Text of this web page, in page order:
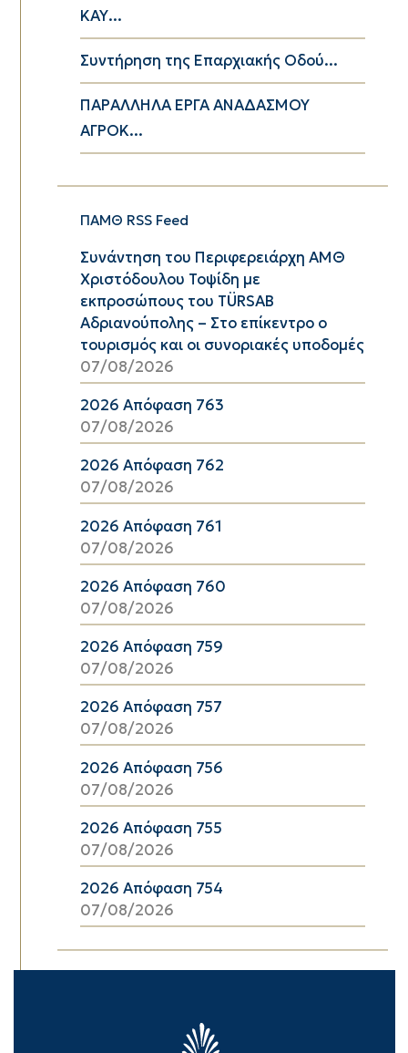
ΚΑΥ...
Συντήρηση της Επαρχιακής Οδού...
ΠΑΡΑΛΛΗΛΑ ΕΡΓΑ ΑΝΑΔΑΣΜΟΥ
ΑΓΡΟΚ...
ΠΑΜΘ RSS Feed
Συνάντηση του Περιφερειάρχη ΑΜΘ
Χριστόδουλου Τοψίδη με
εκπροσώπους του TÜRSAB
Αδριανούπολης – Στο επίκεντρο ο
τουρισμός και οι συνοριακές υποδομές
07/08/2026
2026 Απόφαση 763
07/08/2026
2026 Απόφαση 762
07/08/2026
2026 Απόφαση 761
07/08/2026
2026 Απόφαση 760
07/08/2026
2026 Απόφαση 759
07/08/2026
2026 Απόφαση 757
07/08/2026
2026 Απόφαση 756
07/08/2026
2026 Απόφαση 755
07/08/2026
2026 Απόφαση 754
07/08/2026